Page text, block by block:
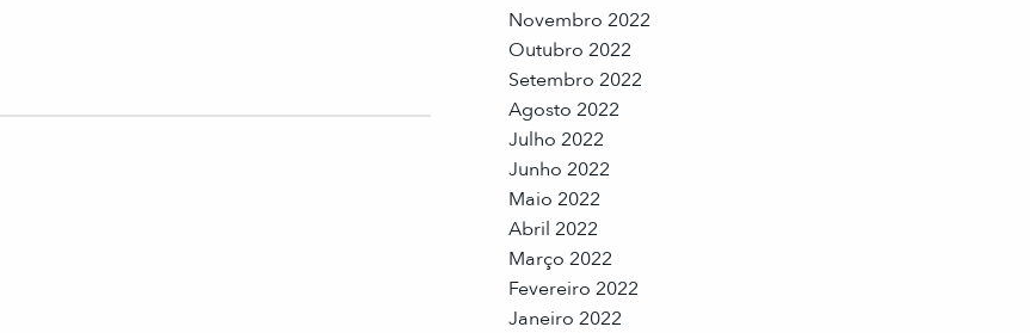
Novembro 2022
Outubro 2022
Setembro 2022
Agosto 2022
Julho 2022
Junho 2022
Maio 2022
Abril 2022
Março 2022
Fevereiro 2022
Janeiro 2022